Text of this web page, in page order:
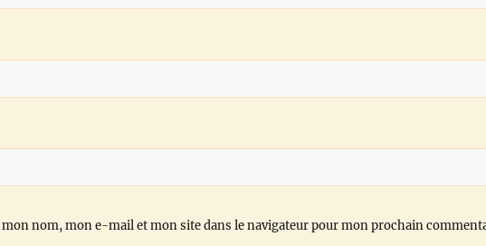
nom, mon e-mail et mon site dans le navigateur pour mon prochain